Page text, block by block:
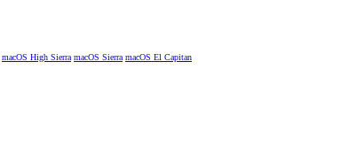
macOS High Sierra macOS Sierra macOS El Capitan